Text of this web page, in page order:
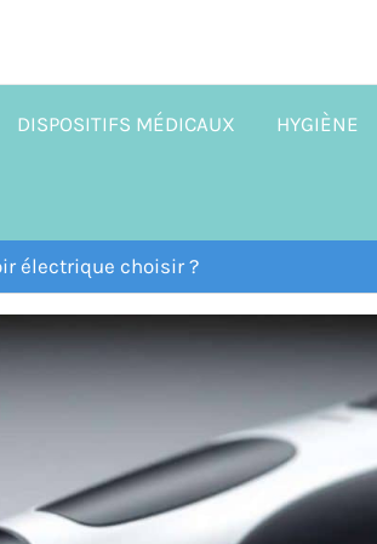
DISPOSITIFS MÉDICAUX HYGIÈNE
électrique choisir ?